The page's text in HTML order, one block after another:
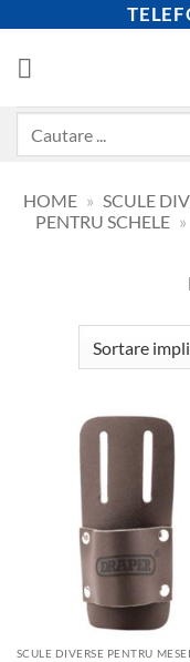
content
HOME » SCULE
PENTRU SCHELE »
SCULE DIVERSE PENTRU